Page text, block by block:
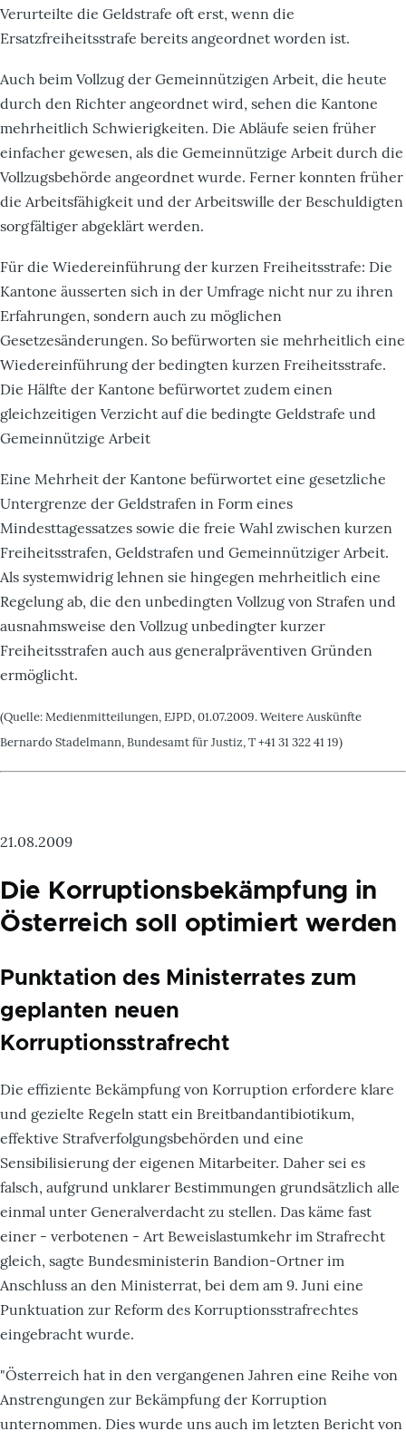
Verurteilte die Geldstrafe oft erst, wenn die
Ersatzfreiheitsstrafe bereits angeordnet worden ist.
Auch beim Vollzug der Gemeinnützigen Arbeit, die heute
durch den Richter angeordnet wird, sehen die Kantone
mehrheitlich Schwierigkeiten. Die Abläufe seien früher
einfacher gewesen, als die Gemeinnützige Arbeit durch die
Vollzugsbehörde angeordnet wurde. Ferner konnten früher
die Arbeitsfähigkeit und der Arbeitswille der Beschuldigten
sorgfältiger abgeklärt werden.
Für die Wiedereinführung der kurzen Freiheitsstrafe: Die
Kantone äusserten sich in der Umfrage nicht nur zu ihren
Erfahrungen, sondern auch zu möglichen
Gesetzesänderungen. So befürworten sie mehrheitlich eine
Wiedereinführung der bedingten kurzen Freiheitsstrafe.
Die Hälfte der Kantone befürwortet zudem einen
gleichzeitigen Verzicht auf die bedingte Geldstrafe und
Gemeinnützige Arbeit
Eine Mehrheit der Kantone befürwortet eine gesetzliche
Untergrenze der Geldstrafen in Form eines
Mindesttagessatzes sowie die freie Wahl zwischen kurzen
Freiheitsstrafen, Geldstrafen und Gemeinnütziger Arbeit.
Als systemwidrig lehnen sie hingegen mehrheitlich eine
Regelung ab, die den unbedingten Vollzug von Strafen und
ausnahmsweise den Vollzug unbedingter kurzer
Freiheitsstrafen auch aus generalpräventiven Gründen
ermöglicht.
(Quelle: Medienmitteilungen, EJPD, 01.07.2009. Weitere Auskünfte
Bernardo Stadelmann, Bundesamt für Justiz, T +41 31 322 41 19)
21.08.2009
Die Korruptionsbekämpfung in
Österreich soll optimiert werden
Punktation des Ministerrates zum
geplanten neuen
Korruptionsstrafrecht
Die effiziente Bekämpfung von Korruption erfordere klare
und gezielte Regeln statt ein Breitbandantibiotikum,
effektive Strafverfolgungsbehörden und eine
Sensibilisierung der eigenen Mitarbeiter. Daher sei es
falsch, aufgrund unklarer Bestimmungen grundsätzlich alle
einmal unter Generalverdacht zu stellen. Das käme fast
einer - verbotenen - Art Beweislastumkehr im Strafrecht
gleich, sagte Bundesministerin Bandion-Ortner im
Anschluss an den Ministerrat, bei dem am 9. Juni eine
Punktuation zur Reform des Korruptionsstrafrechtes
eingebracht wurde.
"Österreich hat in den vergangenen Jahren eine Reihe von
Anstrengungen zur Bekämpfung der Korruption
unternommen. Dies wurde uns auch im letzten Bericht von